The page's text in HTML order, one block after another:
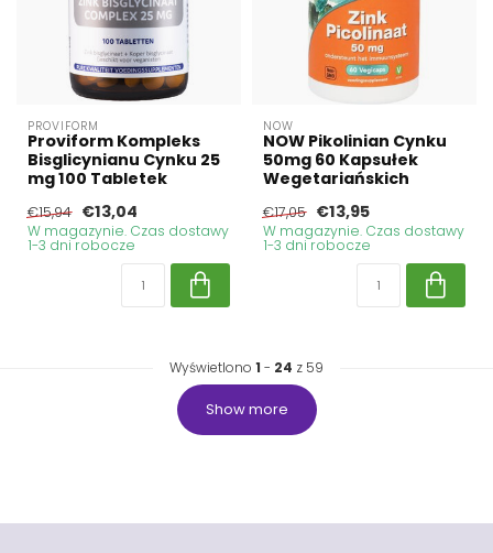
PROVIFORM
Proviform Kompleks
Bisglicynianu Cynku 25
mg 100 Tabletek
€15,94 €13,04
W magazynie. Czas dostawy
1-3 dni robocze
NOW
NOW Pikolinian Cynku
50mg 60 Kapsułek
Wegetariańskich
€17,05 €13,95
W magazynie. Czas dostawy
1-3 dni robocze
Wyświetlono 1 - 24 z 59
Show more